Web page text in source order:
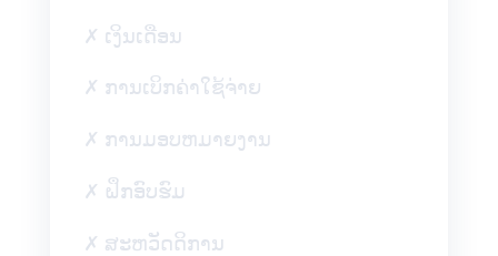
✗ ເງິນເດືອນ
✗ ການເບິກຄ່າໃຊ້ຈ່າຍ
✗ ການມອບຫມາຍງານ
✗ ຝຶກອົບຮົມ
✗ ສະຫວັດດິການ